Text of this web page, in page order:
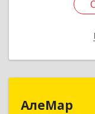
АлеМар